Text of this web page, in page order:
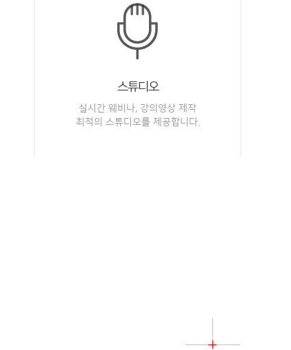
스튜디오
실시간 웨비나, 강의영상 제작
최적의 스튜디오를 제공합니다.